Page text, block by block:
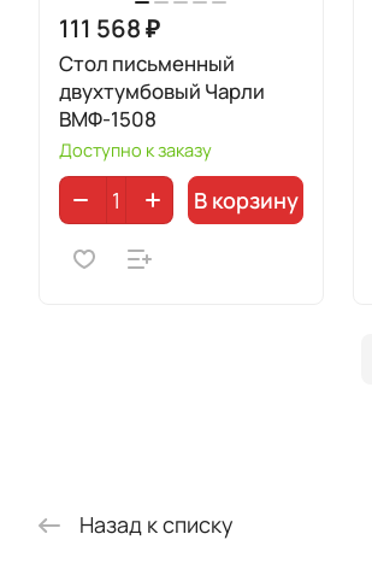
111 568 ₽
Стол письменный
двухтумбовый Чарли
ВМФ-1508
Доступно к заказу
В корзину
Назад к списку